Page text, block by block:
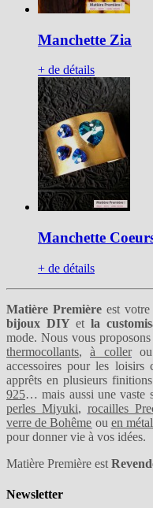
Manchette Zia
+ de détails
Manchette
+ de détails
Matière Première est
bijoux DIY etla
mode. Nous vous
thermocollants,à coller
accessoires pour les loisirs
apprêts en plusieurs
925… mais aussi une vaste
perles Miyuki, rocailles
verre de Bohême ou en métal
pour donner vie à vos idées.
Matière Première est
Newsletter